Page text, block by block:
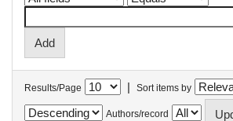
Results/Page | Sort items by
Authors/record